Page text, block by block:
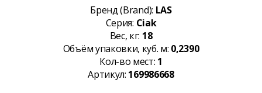
Бренд (Brand): LAS
Серия: Ciak
Вес, кг: 18
Объём упаковки, куб. м: 0,2390
Кол-во мест: 1
Артикул: 169986668